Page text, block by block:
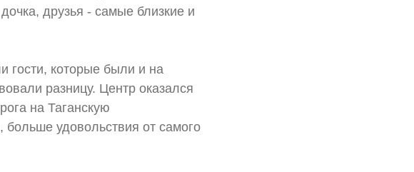
друзья - самые близкие и
гости, которые были и на
разницу. Центр оказался
на Таганскую
удовольствия от самого